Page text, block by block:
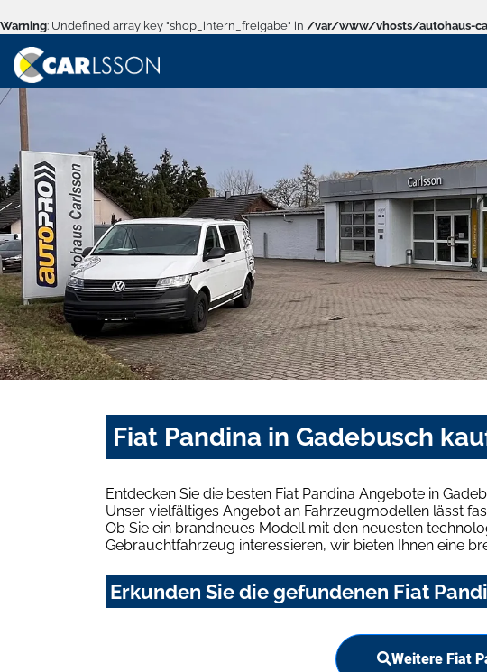
Warning: Undefined array key "shop_intern_freigabe" in /var/www/vhosts/autohaus-
Fiat Pandina in Gadebusch
Entdecken Sie die besten Fiat Pandina Angebote in
Unser vielfältiges Angebot an Fahrzeugmodellen lässt
Ob Sie ein brandneues Modell mit den neuesten
Gebrauchtfahrzeug interessieren, wir bieten Ihnen eine
Erkunden Sie die gefundenen Fiat
Weitere Fiat